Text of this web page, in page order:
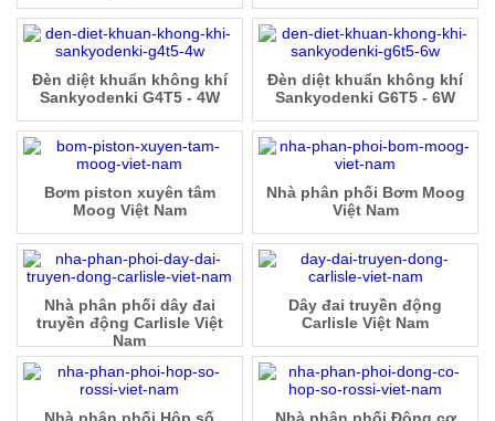
Đèn diệt khuẩn không khí
Sankyodenki G6T5 - 6W
Đèn diệt khuẩn không khí
Sankyodenki G4T5 - 4W
Nhà phân phối Bơm Moog
Việt Nam
Bơm piston xuyên tâm
Moog Việt Nam
Dây đai truyền động
Carlisle Việt Nam
Nhà phân phối dây đai
truyền động Carlisle Việt
Nam